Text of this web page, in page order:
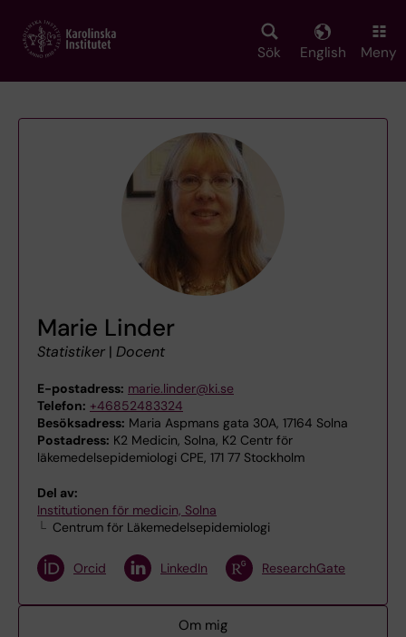
main
Sök English Meny
Marie Linder
Statistiker | Docent
E-postadress: marie.linder@ki.se
Telefon: +46852483324
Besöksadress: Maria Aspmans gata 30A, 17164 Solna
Postadress: K2 Medicin, Solna, K2 Centr för
läkemedelsepidemiologi CPE, 171 77 Stockholm
Del av:
Institutionen för medicin, Solna
Centrum för Läkemedelsepidemiologi
Orcid LinkedIn ResearchGate
Om mig